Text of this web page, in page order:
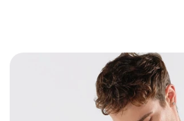
Brustkorrekturen
durch spezialisierte
Fachchirurgen